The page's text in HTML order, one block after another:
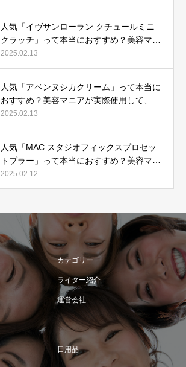
て口コミを検証
人気「イヴサンローラン クチュールミニ
クラッチ」って本当におすすめ？美容マニ
アが実際使用して口コミを検証！
2025.02.13
人気「アベンヌシカクリーム」って本当に
おすすめ？美容マニアが実際使用して、口
コミを検証！
2025.02.13
人気「MAC スタジオフィックスプロセッ
トブラー」って本当におすすめ？美容マニ
アが実際使用して口コミを検証！
2025.02.12
カテゴリー
ライター紹介
運営会社
日用品